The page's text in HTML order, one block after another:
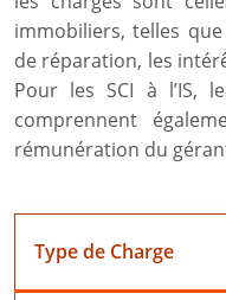
immobiliers, telles
de réparation, les
Pour les SCI à l’IS,
comprennent
rémunération du
Type de Charge